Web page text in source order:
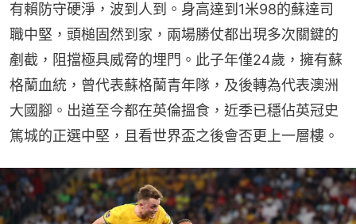
有賴防守硬淨，波到人到。身高達到1米98的蘇達司
職中堅，頭槌固然到家，兩場勝仗都出現多次關鍵的
剷截，阻擋極具威脅的埋門。此子年僅24歲，擁有蘇
格蘭血統，曾代表蘇格蘭青年隊，及後轉為代表澳洲
大國腳。出道至今都在英倫搵食，近季已穩佔英冠史
篤城的正選中堅，且看世界盃之後會否更上一層樓。